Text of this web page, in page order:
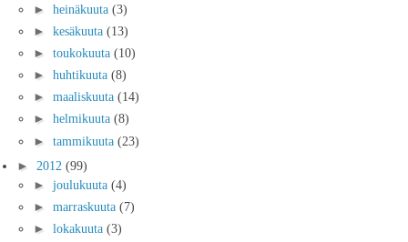
► heinäkuuta (3)
► kesäkuuta (13)
► toukokuuta (10)
► huhtikuuta (8)
► maaliskuuta (14)
► helmikuuta (8)
► tammikuuta (23)
► 2012 (99)
► joulukuuta (4)
► marraskuuta (7)
► lokakuuta (3)